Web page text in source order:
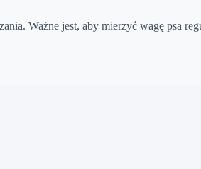
Ważne jest, aby mierzyć wagę psa